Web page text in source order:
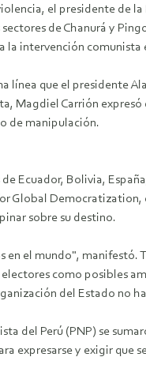
el presidente de
de Chanurá y
la intervención
línea que el presidente
Magdiel Carrión
de manipulación.
Ecuador, Bolivia,
Global Democratization,
sobre su destino.
en el mundo", manifestó.
como posibles
del Estado no
del Perú (PNP) se
expresarse y exigir que